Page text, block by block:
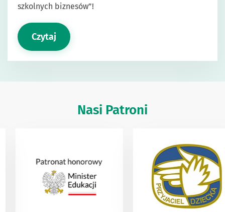
szkolnych biznesów”!
Czytaj
Nasi Patroni